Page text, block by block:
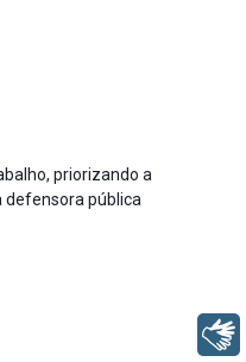
priorizando a
defensora pública